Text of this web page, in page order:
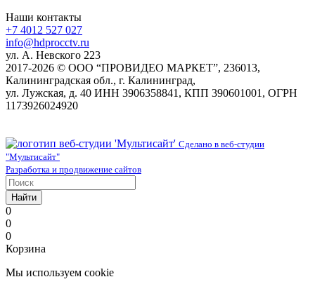
Наши контакты
+7 4012 527 027
info@hdprocctv.ru
ул. А. Невского 223
2017-2026 © ООО “ПРОВИДЕО МАРКЕТ”, 236013,
Калининградская обл., г. Калининград,
ул. Лужская, д. 40 ИНН 3906358841, КПП 390601001, ОГРН
1173926024920
Сделано в веб-студии
"Мультисайт"
Разработка и продвижение сайтов
Найти
0
0
0
Корзина
Мы используем cookie